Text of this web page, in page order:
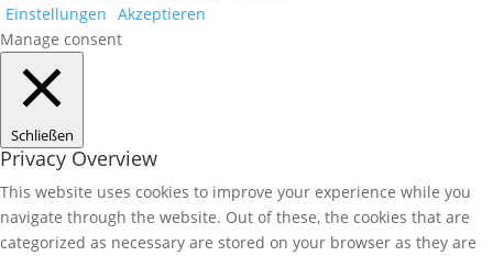
Einstellungen Akzeptieren
Manage consent
Schließen
Privacy Overview
This website uses cookies to improve your experience while you
navigate through the website. Out of these, the cookies that are
categorized as necessary are stored on your browser as they are